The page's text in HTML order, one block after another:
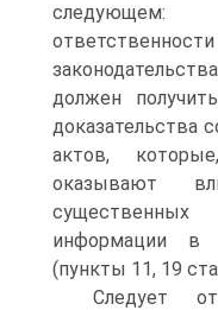
должен
доказательства
актов,
оказывают
информации в
(пункты 11, 19
Следует